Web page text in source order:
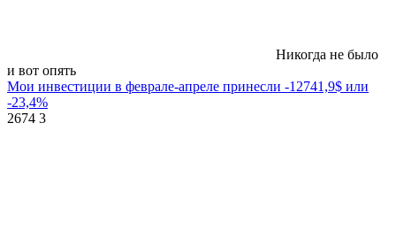
Никогда не было
и вот опять
Мои инвестиции в феврале-апреле принесли -12741,9$ или
-23,4%
2674 3